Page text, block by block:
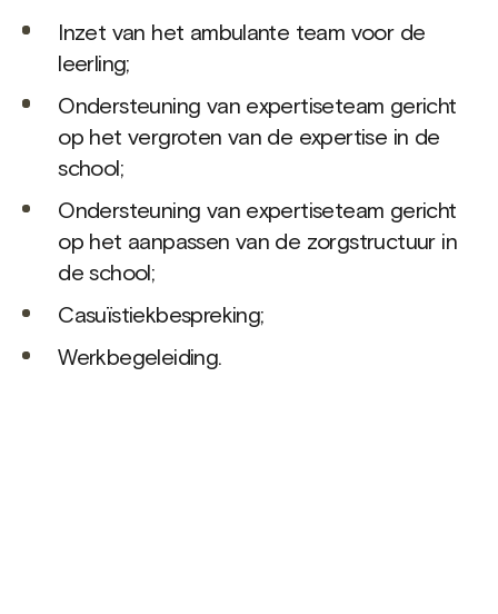
Inzet van het ambulante team voor de
leerling;
Ondersteuning van expertiseteam gericht
op het vergroten van de expertise in de
school;
Ondersteuning van expertiseteam gericht
op het aanpassen van de zorgstructuur in
de school;
Casuïstiekbespreking;
Werkbegeleiding.